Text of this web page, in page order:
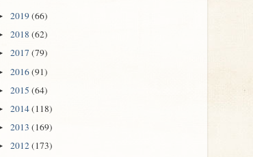
2019(66)
2018 (62)
2017 (79)
2016(91)
2015 (64)
2014(118)
2013 (169)
2012(173)